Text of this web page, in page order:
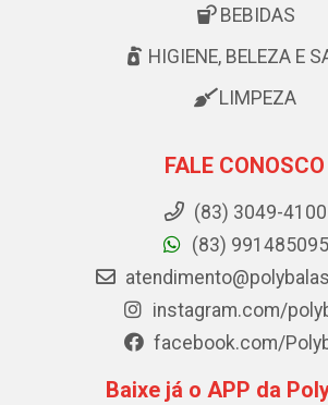
BEBIDAS
HIGIENE, BELEZA E
LIMPEZA
FALE CONOSCO
(83) 3049-4100
(83) 991485095
instagram.com/
facebook.com/
Baixe já o APP da